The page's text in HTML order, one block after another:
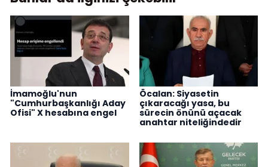
İmamoğlu'nun
"Cumhurbaşkanlığı Aday
Ofisi" X hesabına engel
Öcalan: Siyasetin
çıkaracağı yasa, bu
sürecin önünü açacak
anahtar niteliğindedir